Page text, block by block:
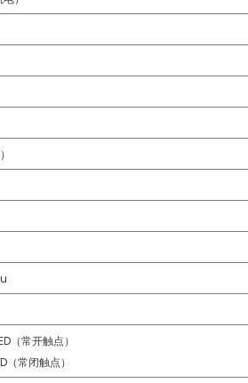
（常开触点）
常闭触点）